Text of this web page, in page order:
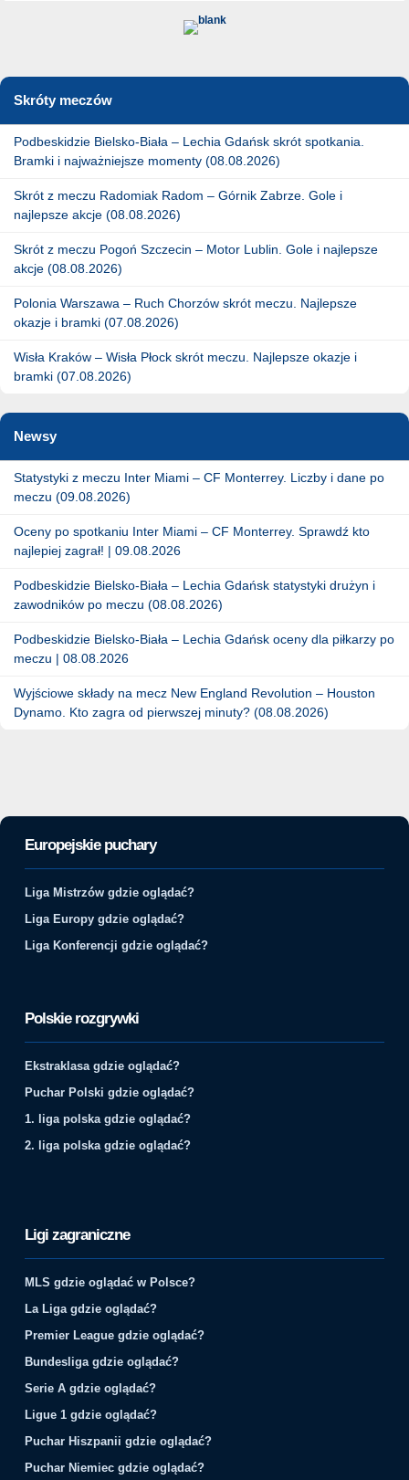
Skróty meczów
Podbeskidzie Bielsko-Biała – Lechia Gdańsk skrót spotkania.
Bramki i najważniejsze momenty (08.08.2026)
Skrót z meczu Radomiak Radom – Górnik Zabrze. Gole i
najlepsze akcje (08.08.2026)
Skrót z meczu Pogoń Szczecin – Motor Lublin. Gole i najlepsze
akcje (08.08.2026)
Polonia Warszawa – Ruch Chorzów skrót meczu. Najlepsze
okazje i bramki (07.08.2026)
Wisła Kraków – Wisła Płock skrót meczu. Najlepsze okazje i
bramki (07.08.2026)
Newsy
Statystyki z meczu Inter Miami – CF Monterrey. Liczby i dane po
meczu (09.08.2026)
Oceny po spotkaniu Inter Miami – CF Monterrey. Sprawdź kto
najlepiej zagrał! | 09.08.2026
Podbeskidzie Bielsko-Biała – Lechia Gdańsk statystyki drużyn i
zawodników po meczu (08.08.2026)
Podbeskidzie Bielsko-Biała – Lechia Gdańsk oceny dla piłkarzy po
meczu | 08.08.2026
Wyjściowe składy na mecz New England Revolution – Houston
Dynamo. Kto zagra od pierwszej minuty? (08.08.2026)
Europejskie puchary
Liga Mistrzów gdzie oglądać?
Liga Europy gdzie oglądać?
Liga Konferencji gdzie oglądać?
Polskie rozgrywki
Ekstraklasa gdzie oglądać?
Puchar Polski gdzie oglądać?
1. liga polska gdzie oglądać?
2. liga polska gdzie oglądać?
Ligi zagraniczne
MLS gdzie oglądać w Polsce?
La Liga gdzie oglądać?
Premier League gdzie oglądać?
Bundesliga gdzie oglądać?
Serie A gdzie oglądać?
Ligue 1 gdzie oglądać?
Puchar Hiszpanii gdzie oglądać?
Puchar Niemiec gdzie oglądać?